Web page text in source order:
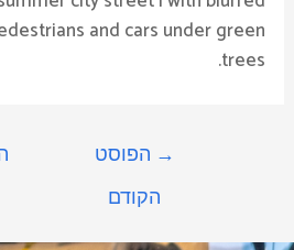
and cars under green
trees.
→ הפוסט
הקודם